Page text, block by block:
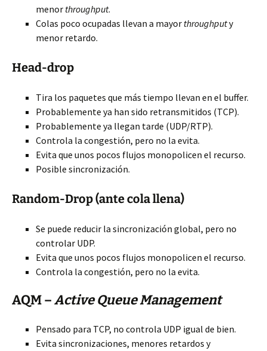
menor throughput.
Colas poco ocupadas llevan a mayor throughputy
menor retardo.
Head-drop
Tira los paquetes que más tiempo llevan en el buffer.
Probablemente ya han sido retransmitidos (TCP).
Probablemente ya llegan tarde (UDP/RTP).
Controla la congestión, pero no la evita.
Evita que unos pocos flujos monopolicen el recurso.
Posible sincronización.
Random-Drop (ante cola llena)
Se puede reducir la sincronización global, pero no
controlar UDP.
Evita que unos pocos flujos monopolicen el recurso.
Controla la congestión, pero no la evita.
AQM –Active Queue Management
Pensado para TCP, no controla UDP igual de bien.
Evita sincronizaciones, menores retardos y